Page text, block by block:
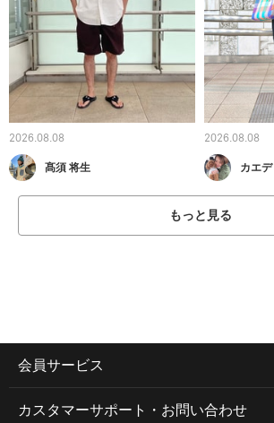
2026.08.08
髙須 将生
2026.08.08
カエデ
もっと見る
会員サービス
カスタマーサポート・お問い合わせ